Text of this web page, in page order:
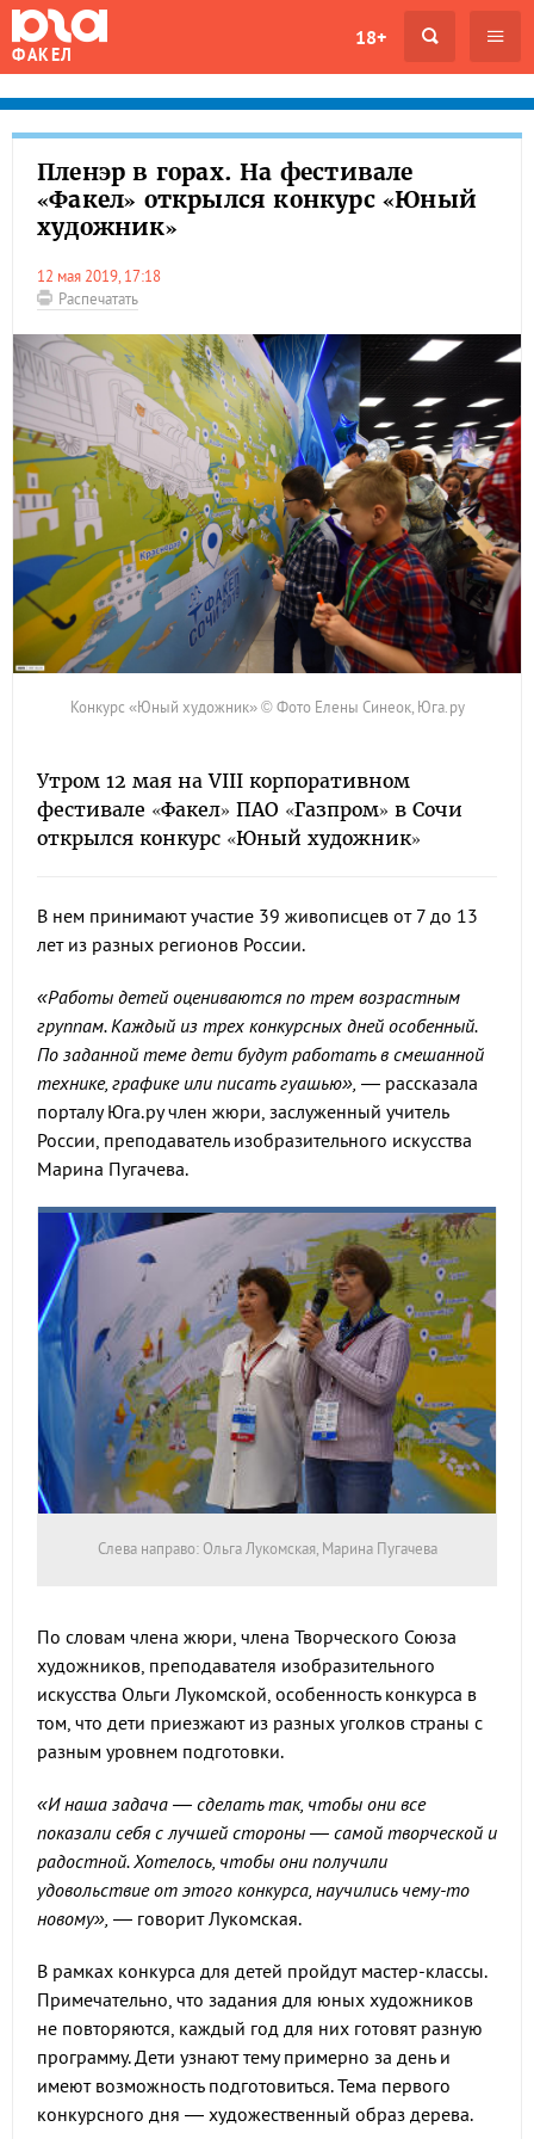
ФАКЕЛ
18+
Пленэр в горах. На фестивале
«Факел» открылся конкурс «Юный
художник»
12 мая 2019, 17:18
Распечатать
Конкурс «Юный художник» © Фото Елены Синеок, Юга.ру
Утром 12 мая на VIII корпоративном
фестивале «Факел» ПАО «Газпром» в Сочи
открылся конкурс «Юный художник»
В нем принимают участие 39 живописцев от 7 до 13
лет из разных регионов России.
«Работы детей оцениваются по трем возрастным
группам. Каждый из трех конкурсных дней особенный.
По заданной теме дети будут работать в смешанной
технике, графике или писать гуашью», — рассказала
порталу Юга.ру член жюри, заслуженный учитель
России, преподаватель изобразительного искусства
Марина Пугачева.
Слева направо: Ольга Лукомская, Марина Пугачева
По словам члена жюри, члена Творческого Союза
художников, преподавателя изобразительного
искусства Ольги Лукомской, особенность конкурса в
том, что дети приезжают из разных уголков страны с
разным уровнем подготовки.
«И наша задача — сделать так, чтобы они все
показали себя с лучшей стороны — самой творческой и
радостной. Хотелось, чтобы они получили
удовольствие от этого конкурса, научились чему-то
новому», — говорит Лукомская.
В рамках конкурса для детей пройдут мастер-классы.
Примечательно, что задания для юных художников
не повторяются, каждый год для них готовят разную
программу. Дети узнают тему примерно за день и
имеют возможность подготовиться. Тема первого
конкурсного дня — художественный образ дерева.